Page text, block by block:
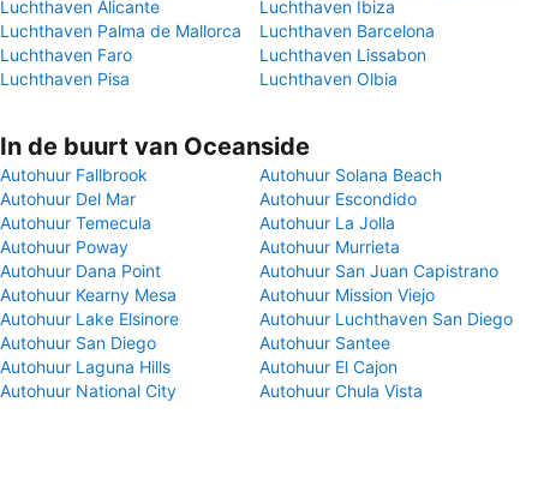
Luchthaven Alicante
Luchthaven Ibiza
Luchthaven Palma de Mallorca
Luchthaven Barcelona
Luchthaven Faro
Luchthaven Lissabon
Luchthaven Pisa
Luchthaven Olbia
In de buurt van Oceanside
Autohuur Fallbrook
Autohuur Solana Beach
Autohuur Del Mar
Autohuur Escondido
Autohuur Temecula
Autohuur La Jolla
Autohuur Poway
Autohuur Murrieta
Autohuur Dana Point
Autohuur San Juan Capistrano
Autohuur Kearny Mesa
Autohuur Mission Viejo
Autohuur Lake Elsinore
Autohuur Luchthaven San Diego
Autohuur San Diego
Autohuur Santee
Autohuur Laguna Hills
Autohuur El Cajon
Autohuur National City
Autohuur Chula Vista